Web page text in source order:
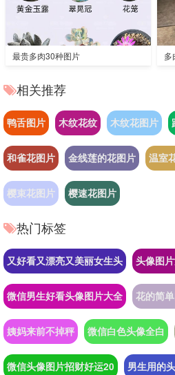
最贵多肉30种图片 多
相关推荐
鸭舌图片 木纹花纹 木纹花图片
和雀花图片 金线莲的花图片 温室
樱束花图片 樱速花图片
热门标签
又好看又漂亮又美丽女生头 头像图
微信男生好看头像图片大全 花的简
姨妈来前不掉秤 微信白色头像全白
微信头像图片招财好运20 男生用的